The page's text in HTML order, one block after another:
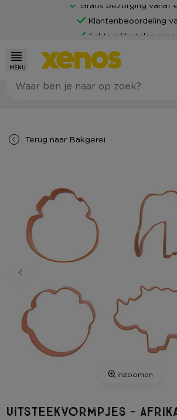
Gratis bezorging vanaf
Klantenbeoordeling
Achteraf betalen
MENU
Terug naar Bakgerei
Inzoomen
Uitsteekvormpjes -